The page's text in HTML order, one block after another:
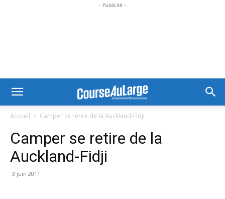
- Publicité -
Accueil Camper se retire de la Auckland-Fidji
Camper se retire de la
Auckland-Fidji
3 juin 2011